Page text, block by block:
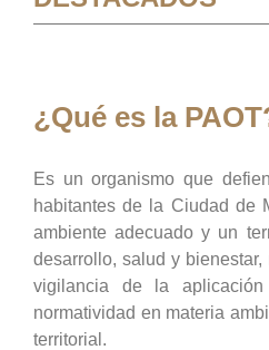
¿Qué es la
Es un organismo que
habitantes de la Ciudad de
ambiente adecuado y un
desarrollo, salud y
vigilancia de la
normatividad en materia
territorial.